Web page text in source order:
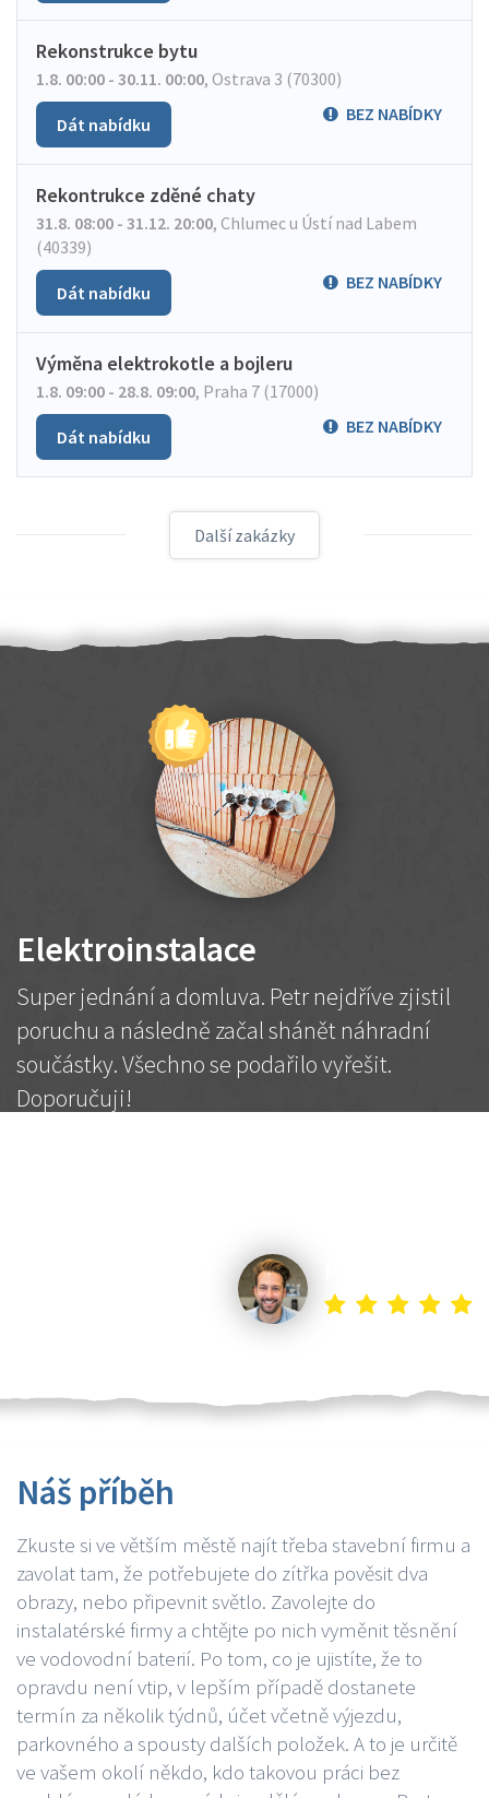
Rekonstrukce bytu
1.8. 00:00 - 30.11. 00:00, Ostrava 3 (70300)
BEZ NABÍDKY
Dát nabídku
Rekontrukce zděné chaty
31.8. 08:00 - 31.12. 20:00, Chlumec u Ústí nad Labem
(40339)
BEZ NABÍDKY
Dát nabídku
Výměna elektrokotle a bojleru
1.8. 09:00 - 28.8. 09:00, Praha 7 (17000)
BEZ NABÍDKY
Dát nabídku
Další zakázky
Elektroinstalace
Super jednání a domluva. Petr nejdříve zjistil
poruchu a následně začal shánět náhradní
součástky. Všechno se podařilo vyřešit.
Doporučuji!
Náš příběh
Zkuste si ve větším městě najít třeba stavební firmu a
zavolat tam, že potřebujete do zítřka pověsit dva
obrazy, nebo připevnit světlo. Zavolejte do
instalatérské firmy a chtějte po nich vyměnit těsnění
ve vodovodní baterií. Po tom, co je ujistíte, že to
opravdu není vtip, v lepším případě dostanete
termín za několik týdnů, účet včetně výjezdu,
parkovného a spousty dalších položek. A to je určitě
ve vašem okolí někdo, kdo takovou práci bez